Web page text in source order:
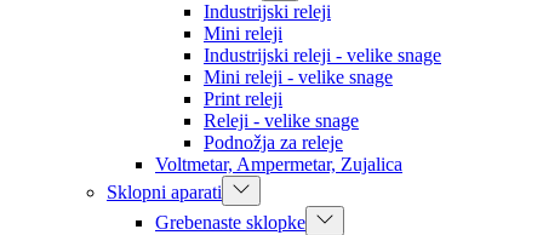
Industrijski releji
Mini releji
Industrijski releji - velike snage
Mini releji - velike snage
Print releji
Releji - velike snage
Podnožja za releje
Voltmetar, Ampermetar, Zujalica
Sklopni aparati
Grebenaste sklopke